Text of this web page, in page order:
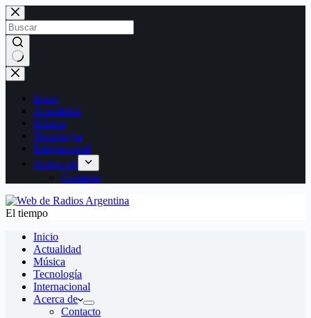
Inicio
Actualidad
Música
Tecnología
Internacional
Acerca de
Contacto
El tiempo
Inicio
Actualidad
Música
Tecnología
Internacional
Acerca de
Contacto